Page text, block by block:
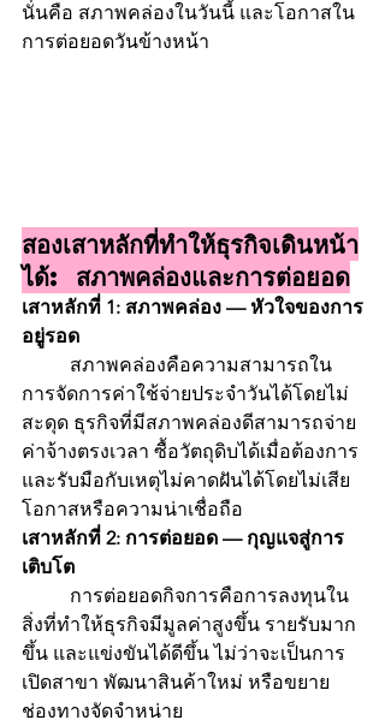
นั่นคือ สภาพคล่องในวันนี้ และโอกาสใน
การต่อยอดวันข้างหน้า
สองเสาหลักที่ทำให้ธุรกิจเดินหน้า
ได้: สภาพคล่องและการต่อยอด
เสาหลักที่ 1: สภาพคล่อง — หัวใจของการ
อยู่รอด
การจัดการค่าใช้จ่ายประจำวันได้โดยไม่
สะดุด ธุรกิจที่มีสภาพคล่องดีสามารถจ่าย
ค่าจ้างตรงเวลา ซื้อวัตถุดิบได้เมื่อต้องการ
และรับมือกับเหตุไม่คาดฝันได้โดยไม่เสีย
โอกาสหรือความน่าเชื่อถือ
เสาหลักที่ 2: การต่อยอด — กุญแจสู่การ
เติบโต
สิ่งที่ทำให้ธุรกิจมีมูลค่าสูงขึ้น รายรับมาก
ขึ้น และแข่งขันได้ดีขึ้น ไม่ว่าจะเป็นการ
เปิดสาขา พัฒนาสินค้าใหม่ หรือขยาย
ช่องทางจัดจำหน่าย